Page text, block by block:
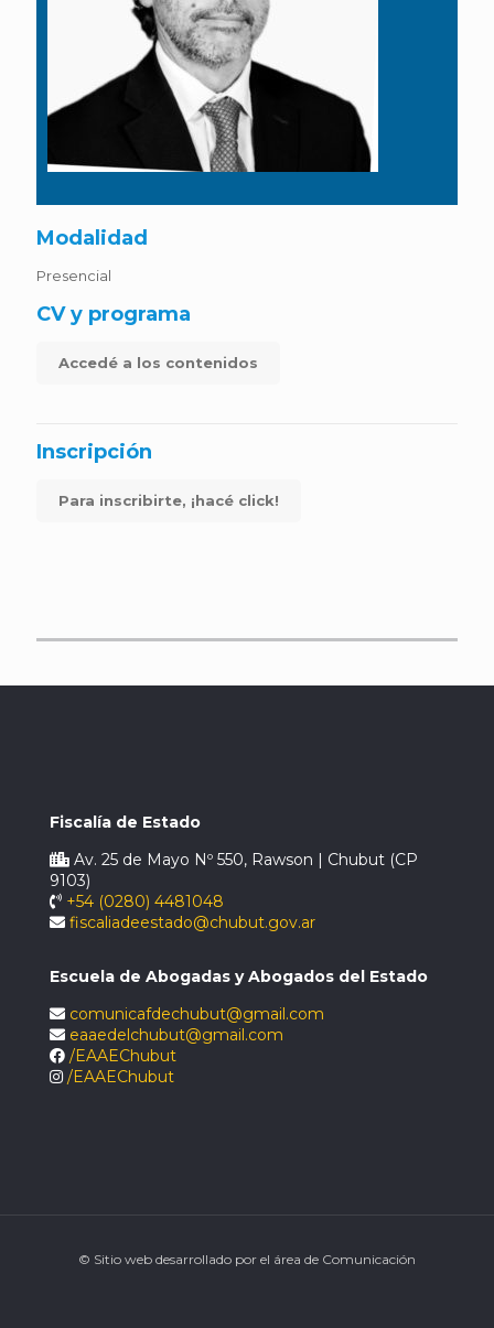
Modalidad
Presencial
CV y programa
Accedé a los contenidos
Inscripción
Para inscribirte, ¡hacé click!
Fiscalía de Estado
Av. 25 de Mayo Nº 550, Rawson | Chubut (CP
9103)
+54 (0280) 4481048
fiscaliadeestado@chubut.gov.ar
Escuela de Abogadas y Abogados del Estado
comunicafdechubut@gmail.com
eaaedelchubut@gmail.com
/EAAEChubut
/EAAEChubut
© Sitio web desarrollado por el área de Comunicación